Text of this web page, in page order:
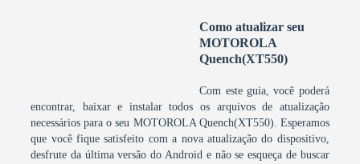
Como atualizar seu
MOTOROLA
Quench(XT550)
Com este guia, você poderá
encontrar, baixar e instalar todos os arquivos de atualização
necessários para o seu MOTOROLA Quench(XT550). Esperamos
que você fique satisfeito com a nova atualização do dispositivo,
desfrute da última versão do Android e não se esqueça de buscar